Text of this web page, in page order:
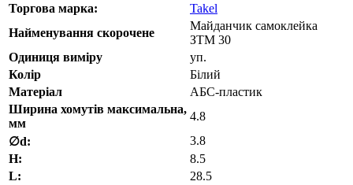
Торгова марка:
Takel
Найменування скорочене
Майданчик самоклейка
ЗTM 30
Одиниця виміру
уп.
Колір
Білий
Матеріал
АБС-пластик
Ширина хомутів максимальна,
мм
4.8
∅d:
3.8
H:
8.5
L:
28.5